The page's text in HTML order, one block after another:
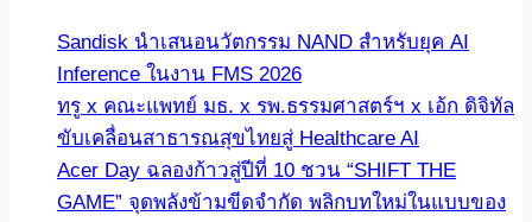
Sandisk นำเสนอนวัตกรรม NAND สำหรับยุค AI
Inference ในงาน FMS 2026
ทรู x คณะแพทย์ มธ. x รพ.ธรรมศาสตร์ฯ x เอ้ก ดิจิทัล
ขับเคลื่อนสาธารณสุขไทยสู่ Healthcare AI
Acer Day ฉลองก้าวสู่ปีที่ 10 ชวน “SHIFT THE
GAME” จุดพลังข้ามขีดจำกัด พลิกบทใหม่ในแบบของ